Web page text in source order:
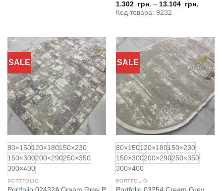
1.302 грн. – 13.104 грн.
Код товара: 9232
SALE
Додати
до
обраного
80×150120×180150×230
150×300200×290250×350
300×400
PORTFOLIO
SALE
Додати
до
обраного
80×150120×180150×230
150×300200×290250×350
300×400
PORTFOLIO